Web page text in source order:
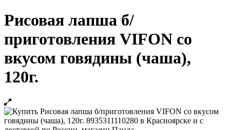
Рисовая лапша б/
приготовления VIFON со
вкусом говядины (чаша),
120г.